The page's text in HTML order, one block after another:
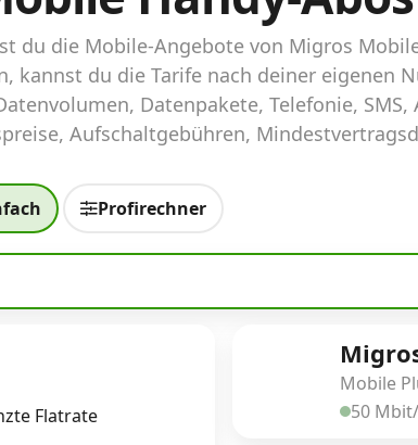
Smart
neuen Design
oder wechseln
du die Mobile-Angebote von Migros
kannst du die Tarife nach deiner eigenen
Datenpakete, Telefonie,
Aufschaltgebühren,
Profirechner
Flatrate
Mobile
50